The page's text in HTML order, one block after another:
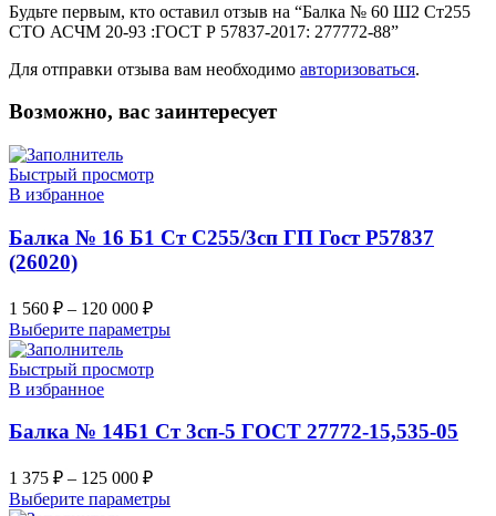
Будьте первым, кто оставил отзыв на “Балка № 60 Ш2 Ст255
СТО АСЧМ 20-93 :ГОСТ Р 57837-2017: 277772-88”
Для отправки отзыва вам необходимо авторизоваться.
Возможно, вас заинтересует
Быстрый просмотр
В избранное
Балка № 16 Б1 Ст С255/3сп ГП Гост Р57837
(26020)
1 560 ₽ – 120 000 ₽
Выберите параметры
Быстрый просмотр
В избранное
Балка № 14Б1 Ст 3сп-5 ГОСТ 27772-15,535-05
1 375 ₽ – 125 000 ₽
Выберите параметры